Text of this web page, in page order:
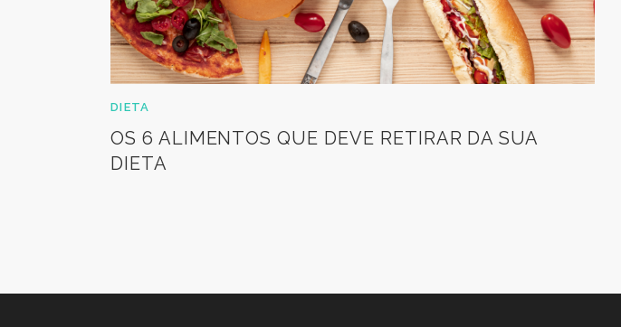
DIETA
OS 6 ALIMENTOS QUE DEVE RETIRAR DA SUA
DIETA